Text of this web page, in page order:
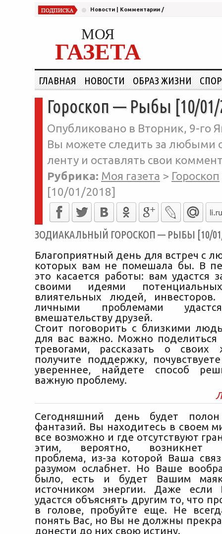
Новости Комментарии /
МОЯ
ГАЗЕТА
ГЛАВНАЯ НОВОСТИ ОБРАЗ ЖИЗНИ
Гороскоп — Рыбы [10/01/
Опубликовано в Вторник, 9-го
Вы можете следить за любыми
ленту и оставлять свои
Рубрика: Моя газета > Гороскоп
[10/01/2018]
ЗОДИАКАЛЬНЫЙ ГОРОСКОП — РЫБЫ [10/
Благоприятный день для встреч с
которых вам не помешала бы. В
это касается работы: вам удастся
своими идеями
влиятельных людей, инвесторов.
личными проблемами
вмешательству друзей.
Стоит поговорить с близкими
для вас важно. Можно поделиться
тревогами, рассказать о своих
получите поддержку,
увереннее, найдете способ
важную проблему.
Сегодняшний день будет
фантазий. Вы находитесь в своем
все возможно и где отсутствуют
этим, вероятно, возникнет
проблема, из-за которой Ваша
разумом ослабнет. Но Ваше
было, есть и будет Вашим
источником энергии. Даже если
удастся объяснять другим то, что
в голове, пробуйте еще. Не
понять Вас, но Вы не должны
донести до них свою истину.